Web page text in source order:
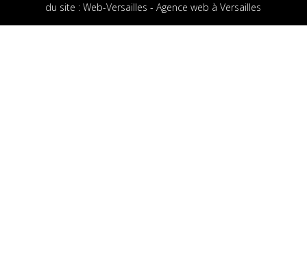
du site :Web-Versailles - Agence web à Versailles